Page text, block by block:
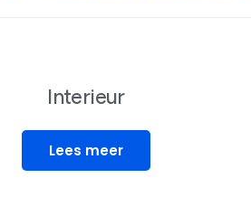
Interieur
Lees meer